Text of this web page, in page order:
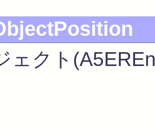
ェクト